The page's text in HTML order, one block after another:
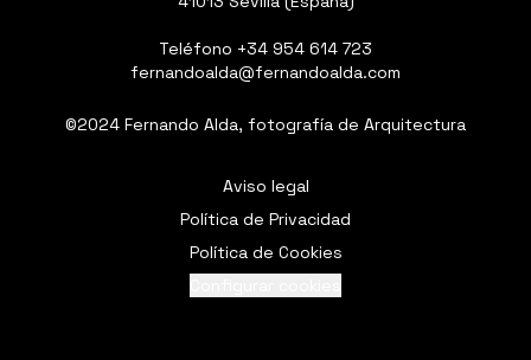
Teléfono +34 954 614 723
fernandoalda@fernandoalda.com
©2024 Fernando Alda, fotografía de Arquitectura
Aviso legal
Política de Privacidad
Política de Cookies